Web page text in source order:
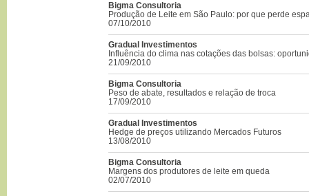
Bigma Consultoria
Produção de Leite em São Paulo: por que perde
07/10/2010
Gradual Investimentos
Influência do clima nas cotações das bolsas:
21/09/2010
Bigma Consultoria
Peso de abate, resultados e relação de troca
17/09/2010
Gradual Investimentos
Hedge de preços utilizando Mercados Futuros
13/08/2010
Bigma Consultoria
Margens dos produtores de leite em queda
02/07/2010